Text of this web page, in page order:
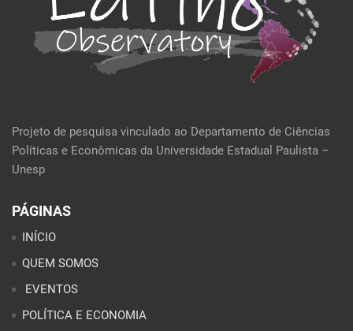
Projeto de pesquisa vinculado ao Departamento de Ciências
Políticas e Econômicas da Universidade Estadual Paulista –
Unesp
PÁGINAS
INÍCIO
QUEM SOMOS
EVENTOS
POLÍTICA E ECONOMIA